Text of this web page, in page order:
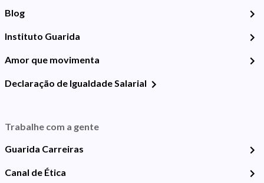
Blog
Instituto Guarida
Amor que movimenta
Declaração de Igualdade Salarial
Trabalhe com a gente
Guarida Carreiras
Canal de Ética